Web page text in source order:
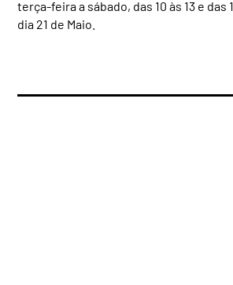
terça-feira a sábado, das 10 às 13 e das
dia 21 de Maio.